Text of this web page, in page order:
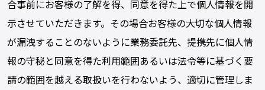
合事前にお客様の了解を得、同意を得た上で個人情報を開
示させていただきます。その場合お客様の大切な個人情報
が漏洩することのないように業務委託先、提携先に個人情
報の守秘と同意を得た利用範囲あるいは法令等に基づく要
請の範囲を越える取扱いを行わないよう、適切に管理しま